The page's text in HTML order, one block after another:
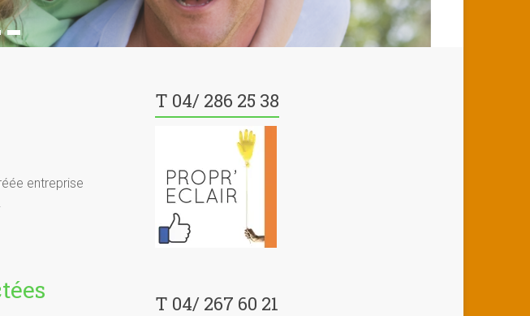
entreprise
T 04/ 286 25 38
T 04/ 267 60 21